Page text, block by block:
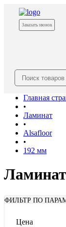
Заказать звонок
Главная
•
Ламинат
•
Alsafloor
•
192 мм
ФИЛЬТР ПО
Цена